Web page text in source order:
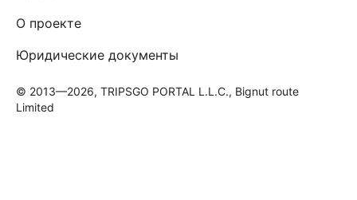
О проекте
Юридические документы
© 2013—2026, TRIPSGO PORTAL L.L.C., Bignut route
Limited